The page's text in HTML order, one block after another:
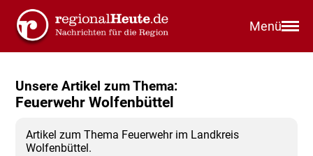
Menü
Unsere Artikel zum Thema:
Feuerwehr Wolfenbüttel
Artikel zum Thema Feuerwehr im Landkreis
Wolfenbüttel.